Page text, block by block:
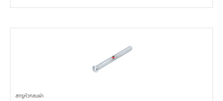
สกรูหัวกลมผ่า